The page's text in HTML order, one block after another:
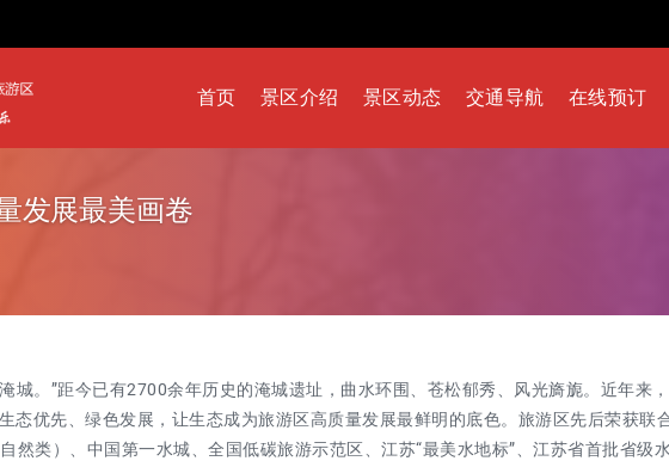
首页 景区介绍 景区动态 交通导航 在线预订
发展最美画卷
城。”距今已有2700余年历史的淹城遗址，曲水环围、苍松郁秀、风光旖旎。近年来
态优先、绿色发展，让生态成为旅游区高质量发展最鲜明的底色。旅游区先后荣获联
然类）、中国第一水城、全国低碳旅游示范区、江苏“最美水地标”、江苏省首批省级